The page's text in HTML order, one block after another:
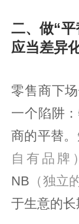
二、做“
应当差异
零售商下
一个陷阱
商的平替
自有品牌
NB （独立
于生意的长